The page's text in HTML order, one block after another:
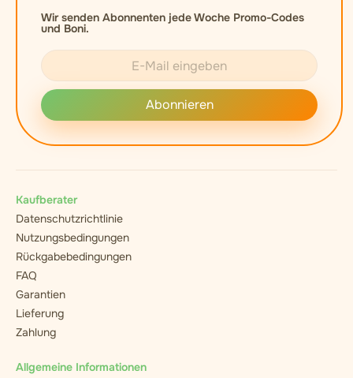
Wir senden Abonnenten jede Woche Promo-Codes
und Boni.
Abonnieren
Kaufberater
Datenschutzrichtlinie
Nutzungsbedingungen
Rückgabebedingungen
FAQ
Garantien
Lieferung
Zahlung
Allgemeine Informationen